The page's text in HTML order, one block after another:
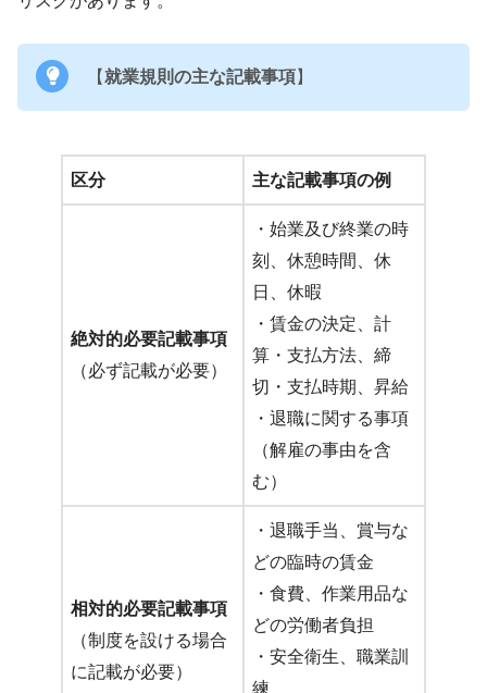
【就業規則の主な記載事項】
区分 主な記載事項の例
絶対的必要記載事項
（必ず記載が必要）
・始業及び終業の時
刻、休憩時間、休
日、休暇
・賃金の決定、計
算・支払方法、締
切・支払時期、昇給
・退職に関する事項
（解雇の事由を含
む）
相対的必要記載事項
（制度を設ける場合
に記載が必要）
・退職手当、賞与な
どの臨時の賃金
・食費、作業用品な
どの労働者負担
・安全衛生、職業訓
練